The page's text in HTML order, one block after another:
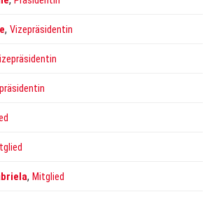
, Vizepräsidentin
, Mitglied